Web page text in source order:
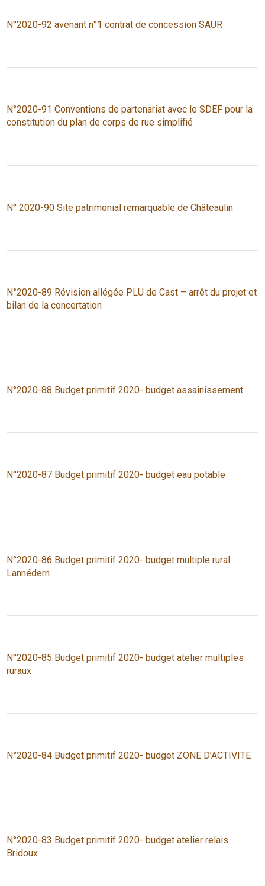
N°2020-92 avenant n°1 contrat de concession SAUR
N°2020-91 Conventions de partenariat avec le SDEF pour la
constitution du plan de corps de rue simplifié
N° 2020-90 Site patrimonial remarquable de Châteaulin
N°2020-89 Révision allégée PLU de Cast – arrêt du projet et
bilan de la concertation
N°2020-88 Budget primitif 2020- budget assainissement
N°2020-87 Budget primitif 2020- budget eau potable
N°2020-86 Budget primitif 2020- budget multiple rural
Lannédern
N°2020-85 Budget primitif 2020- budget atelier multiples
ruraux
N°2020-84 Budget primitif 2020- budget ZONE D’ACTIVITE
N°2020-83 Budget primitif 2020- budget atelier relais
Bridoux